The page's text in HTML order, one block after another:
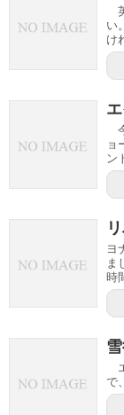
い
け
ョ
ン
ヨ
ま
時
で